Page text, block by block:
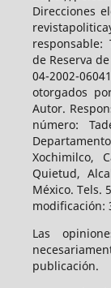
Direcciones
responsable:
de Reserva
04-2002-
otorgados
Autor.
número:
Xochimilco,
Quietud,
México. Tels.
modificación:
Las
publicación.